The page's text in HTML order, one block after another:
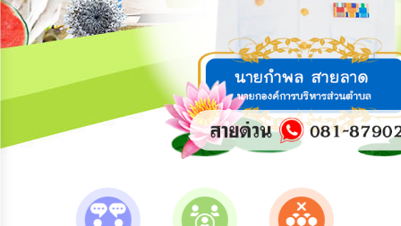
การ
ปฏิสัมพันธ์
ฟัง
ความ